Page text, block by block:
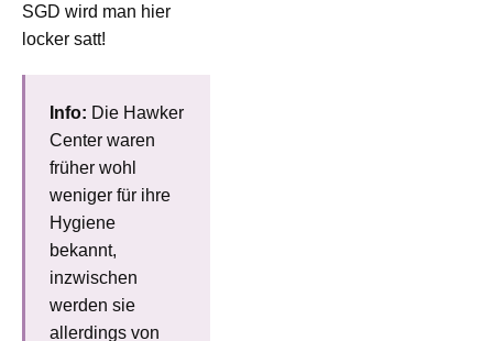
SGD wird man hier
locker satt!
Info: Die Hawker
Center waren
früher wohl
weniger für ihre
Hygiene
bekannt,
inzwischen
werden sie
allerdings von